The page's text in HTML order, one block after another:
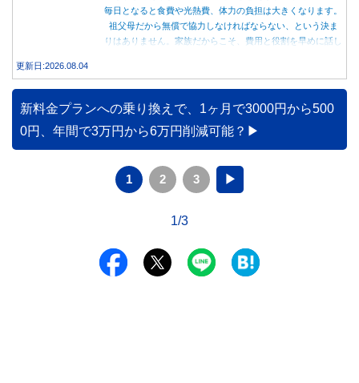
毎日となると食費や光熱費、体力の負担は大きくなります。
祖父母だから無償で協力しなければならない、という決ま
りはありません。家族だからこそ、費用と役割を早めに話し
更新日:2026.08.04
新料金プランへの乗り換えで、1ヶ月で3000円から500
0円、年間で3万円から6万円削減可能？
1 2 3 ▶
1/3